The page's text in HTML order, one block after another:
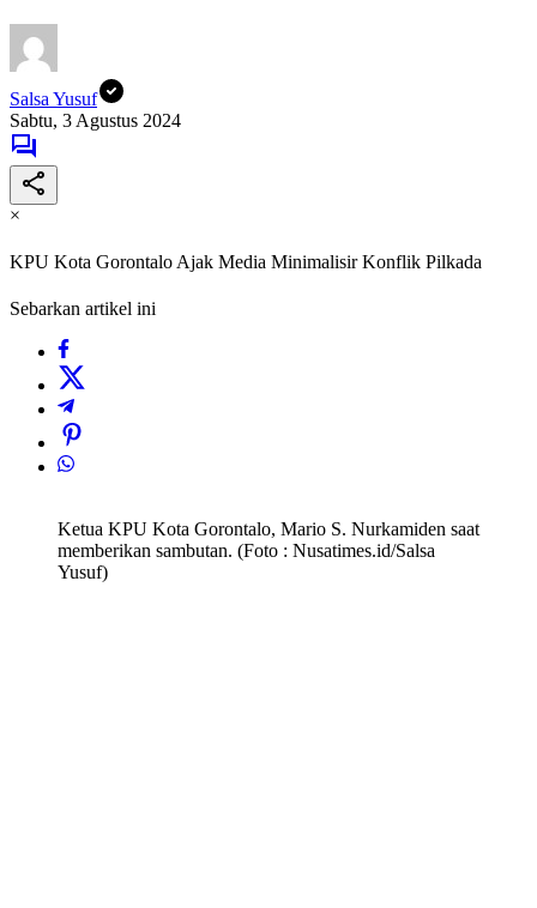
Salsa Yusuf
Sabtu, 3 Agustus 2024
×
KPU Kota Gorontalo Ajak Media Minimalisir Konflik Pilkada
Sebarkan artikel ini
Ketua KPU Kota Gorontalo, Mario S. Nurkamiden saat
memberikan sambutan. (Foto : Nusatimes.id/Salsa
Yusuf)